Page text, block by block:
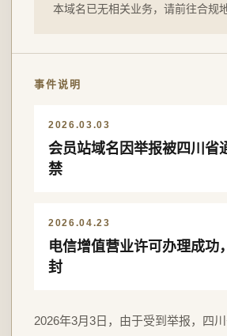
本域名已无相关业务，请前往合规
事件说明
2026.03.03
会员站域名因举报被四川省
禁
2026.04.23
电信增值营业许可办理成功
封
2026年3月3日，由于受到举报，四